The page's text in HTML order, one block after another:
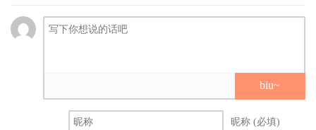
们答案，他最终去了哪？可能是非常黑暗的地方，我们想要
biu~
昵称 (必填)